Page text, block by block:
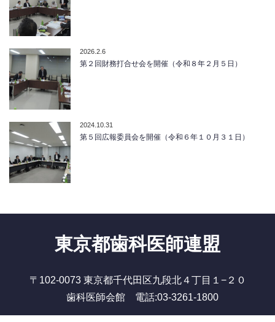
2026.2.6
第２回財務打合せ会を開催（令和８年２月５日）
2024.10.31
第５回広報委員会を開催（令和６年１０月３１日）
東京都歯科医師連盟
〒102-0073 東京都千代田区九段北４丁目１−２０
歯科医師会館 電話:03-3261-1800